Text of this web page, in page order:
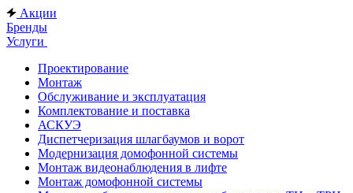
Акции
Бренды
Услуги
Проектирование
Монтаж
Обслуживание и эксплуатация
Комплектование и поставка
АСКУЭ
Диспетчеризация шлагбаумов и ворот
Модернизация домофонной системы
Монтаж видеонаблюдения в лифте
Монтаж домофонной системы